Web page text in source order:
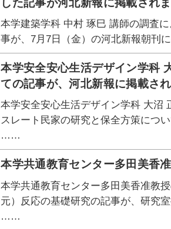
した記事が河北新報に掲載され
本学建築学科 中村 琢巳 講師の調査
事が、7月7日（金）の河北新報朝刊
本学安全安心生活デザイン学科
ての記事が、河北新報に掲載さ
本学安全安心生活デザイン学科 大沼
スレート民家の研究と保全方策につ
……
本学共通教育センター多田美香
本学共通教育センター多田美香准教
元）反応の基礎研究の記事が、研究
……